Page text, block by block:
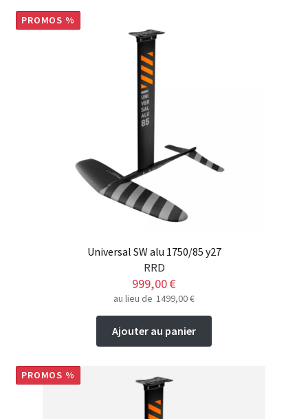
produit
PROMOS %
Universal SW alu 1750/85 y27
RRD
999,00€
au lieu de 1499,00€
Ajouter au panier
PROMOS %